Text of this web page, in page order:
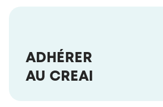
ADHÉRER
AU CREAI